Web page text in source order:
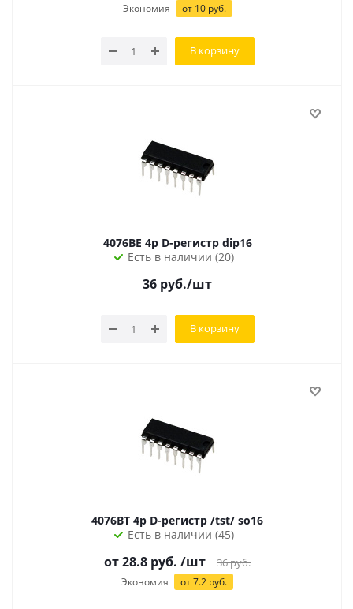
Экономия от 10руб.
В корзину
4076BE 4р D-регистр dip16
Есть в наличии (20)
36 руб./шт
В корзину
4076BT 4р D-регистр /tst/ so16
Есть в наличии (45)
от 28.8 руб. /шт 36руб.
Экономия от 7.2 руб.